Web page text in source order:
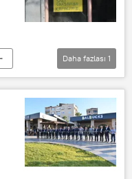
Daha fazlası 1